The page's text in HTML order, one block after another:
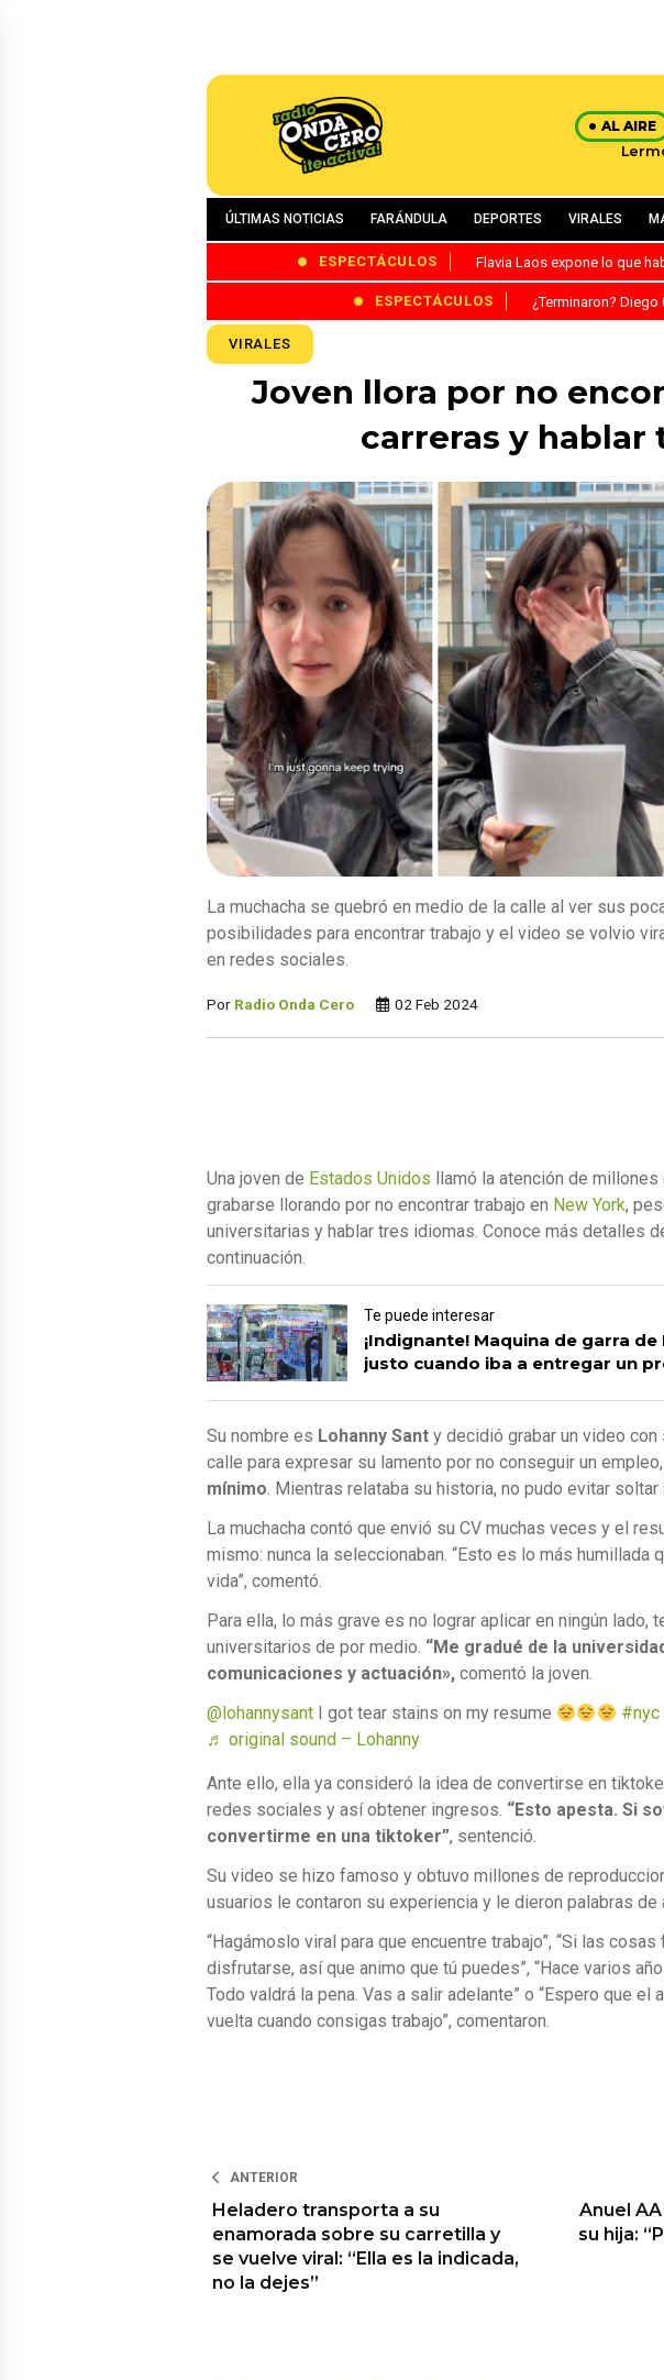
AL AIRE
ÚLTIMAS NOTICIAS FARÁNDULA DEPORTES VIRALES
ESPECTÁCULOS Flavia Laos expone lo que
ESPECTÁCULOS ¿Terminaron?
VIRALES
Joven llora por no
carreras y hablar
La muchacha se quebró en medio de la calle al ver sus
posibilidades para encontrar trabajo y el video se volvio
en redes sociales.
Por Radio Onda Cero 02 Feb 2024
Una joven de Estados Unidos llamó la atención de
grabarse llorando por no encontrar trabajo en New York,
universitarias y hablar tres idiomas. Conoce más detalles
continuación.
Te puede interesar
¡Indignante! Maquina de garra
justo cuando iba a entregar un
Su nombre es Lohanny Sant y decidió grabar un video
calle para expresar su lamento por no conseguir un empleo,
mínimo. Mientras relataba su historia, no pudo evitar soltar
La muchacha contó que envió su CV muchas veces y el
mismo: nunca la seleccionaban. “Esto es lo más humillada
vida”, comentó.
Para ella, lo más grave es no lograr aplicar en ningún lado,
universitarios de por medio. “Me gradué de la
comunicaciones y actuación», comentó la joven.
@lohannysant I got tear stains on my resume #nyc
♬ original sound – Lohanny
Ante ello, ella ya consideró la idea de convertirse en
redes sociales y así obtener ingresos. “Esto apesta. Si
convertirme en una tiktoker”, sentenció.
Su video se hizo famoso y obtuvo millones de
usuarios le contaron su experiencia y le dieron palabras de
“Hagámoslo viral para que encuentre trabajo”, “Si las
disfrutarse, así que animo que tú puedes”, “Hace varios
Todo valdrá la pena. Vas a salir adelante” o “Espero que el
vuelta cuando consigas trabajo”, comentaron.
ANTERIOR
Heladero transporta a su
enamorada sobre su carretilla y
se vuelve viral: “Ella es la indicada,
no la dejes”
Anuel
su hija: